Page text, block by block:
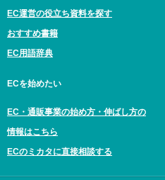
EC運営の役立ち資料を探す
おすすめ書籍
EC用語辞典
ECを始めたい
EC・通販事業の始め方・伸ばし方の
情報はこちら
ECのミカタに直接相談する